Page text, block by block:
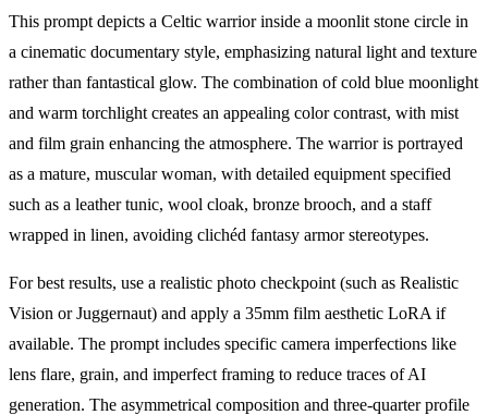
This prompt depicts a Celtic warrior inside a moonlit stone circle in
a cinematic documentary style, emphasizing natural light and texture
rather than fantastical glow. The combination of cold blue moonlight
and warm torchlight creates an appealing color contrast, with mist
and film grain enhancing the atmosphere. The warrior is portrayed
as a mature, muscular woman, with detailed equipment specified
such as a leather tunic, wool cloak, bronze brooch, and a staff
wrapped in linen, avoiding clichéd fantasy armor stereotypes.
For best results, use a realistic photo checkpoint (such as Realistic
Vision or Juggernaut) and apply a 35mm film aesthetic LoRA if
available. The prompt includes specific camera imperfections like
lens flare, grain, and imperfect framing to reduce traces of AI
generation. The asymmetrical composition and three-quarter profile